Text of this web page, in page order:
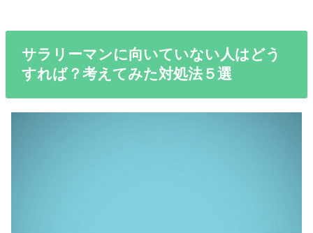
サラリーマンに向いていない人はどう
すれば？考えてみた対処法５選